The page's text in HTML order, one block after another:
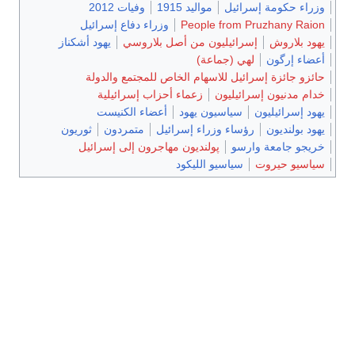
وزراء حكومة إسرائيل مواليد 1915
وفيات 2012
People from Pruzhany Raion
وزراء دفاع إسرائيل
يهود بلاروش
إسرائيليون من أصل بلاروسي
يهود أشكناز
أعضاء إرگون
لهي (جماعة)
حائزو جائزة إسرائيل للاسهام الخاص للمجتمع والدولة
خدام مدنيون إسرائيليون
زعماء أحزاب إسرائيلية
يهود إسرائيليون
سياسيون يهود
أعضاء الكنيست
يهود بولنديون
رؤساء وزراء إسرائيل متمردون
ثوريون
خريجو جامعة وارسو
پولنديون مهاجرون إلى إسرائيل
سياسيو حيروت
سياسيو الليكود